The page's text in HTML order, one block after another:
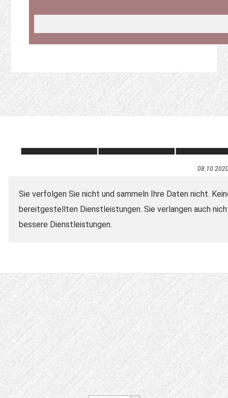
Sie verfolgen Sie nicht und sammeln Ihre Daten nicht.
bereitgestellten Dienstleistungen. Sie verlangen auch
bessere Dienstleistungen.